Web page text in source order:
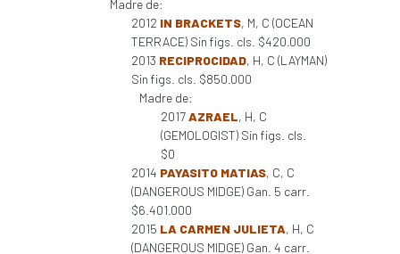
Madre de:
2012 IN BRACKETS, M, C (OCEAN
TERRACE) Sin figs. cls. $420.000
2013 RECIPROCIDAD, H, C (LAYMAN)
Sin figs. cls. $850.000
Madre de:
2017AZRAEL, H, C
(GEMOLOGIST) Sin figs. cls.
$0
2014 PAYASITO MATIAS, C, C
(DANGEROUS MIDGE) Gan. 5 carr.
$6.401.000
2015 LA CARMEN JULIETA, H, C
(DANGEROUS MIDGE) Gan. 4 carr.